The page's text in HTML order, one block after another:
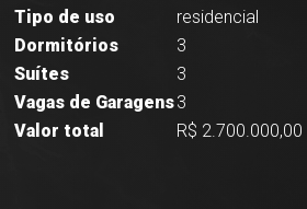
Tipo de uso
residencial
Dormitórios
3
Suítes
3
Vagas de Garagens3
Valor total
R$ 2.700.000,00